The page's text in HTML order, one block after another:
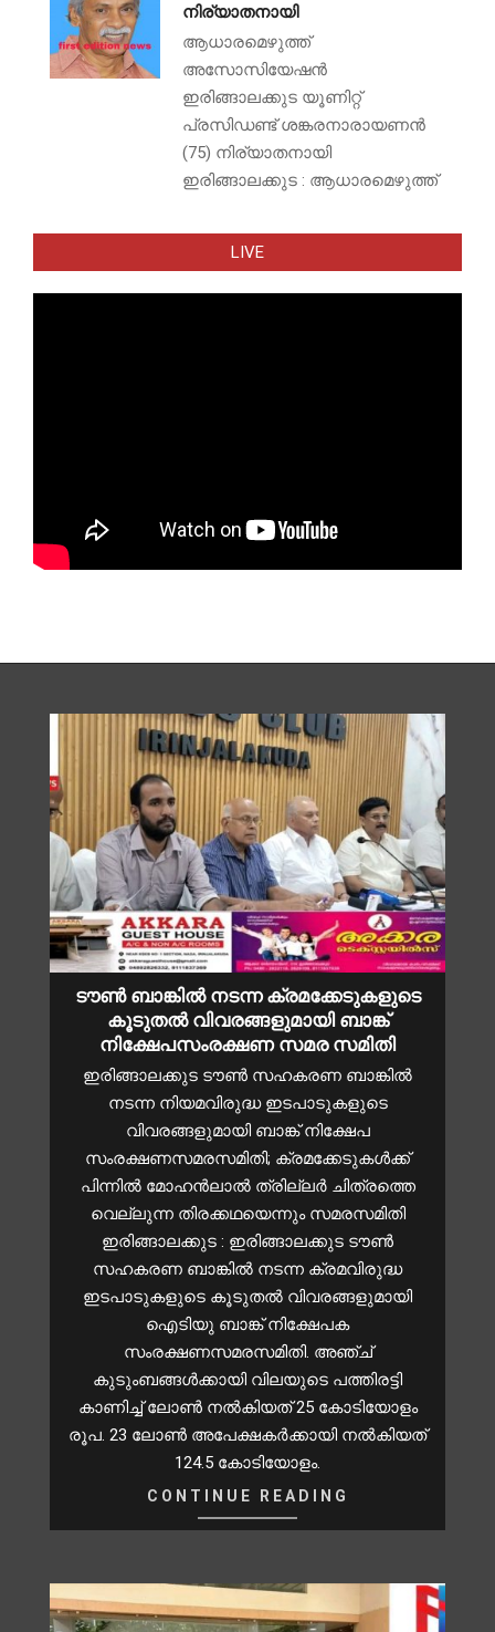
നിര്യാതനായി
ആധാരമെഴുത്ത്
അസോസിയേഷൻ
ഇരിങ്ങാലക്കുട യൂണിറ്റ്
പ്രസിഡണ്ട് ശങ്കരനാരായണൻ
(75) നിര്യാതനായി
ഇരിങ്ങാലക്കുട : ആധാരമെഴുത്ത്
LIVE
ടൗൺ ബാങ്കിൽ നടന്ന ക്രമക്കേടുകളുടെ
കൂടുതൽ വിവരങ്ങളുമായി ബാങ്ക്
നിക്ഷേപസംരക്ഷണ സമര സമിതി
ഇരിങ്ങാലക്കുട ടൗൺ സഹകരണ ബാങ്കിൽ
നടന്ന നിയമവിരുദ്ധ ഇടപാടുകളുടെ
വിവരങ്ങളുമായി ബാങ്ക് നിക്ഷേപ
സംരക്ഷണസമരസമിതി; ക്രമക്കേടുകൾക്ക്
പിന്നിൽ മോഹൻലാൽ ത്രില്ലർ ചിത്രത്തെ
വെല്ലുന്ന തിരക്കഥയെന്നും സമരസമിതി
ഇരിങ്ങാലക്കുട : ഇരിങ്ങാലക്കുട ടൗൺ
സഹകരണ ബാങ്കിൽ നടന്ന ക്രമവിരുദ്ധ
ഇടപാടുകളുടെ കൂടുതൽ വിവരങ്ങളുമായി
ഐടിയു ബാങ്ക് നിക്ഷേപക
സംരക്ഷണസമരസമിതി. അഞ്ച്
കുടുംബങ്ങൾക്കായി വിലയുടെ പത്തിരട്ടി
കാണിച്ച് ലോൺ നൽകിയത് 25 കോടിയോളം
രൂപ. 23 ലോൺ അപേക്ഷകർക്കായി നൽകിയത്
124.5 കോടിയോളം.
CONTINUE READING